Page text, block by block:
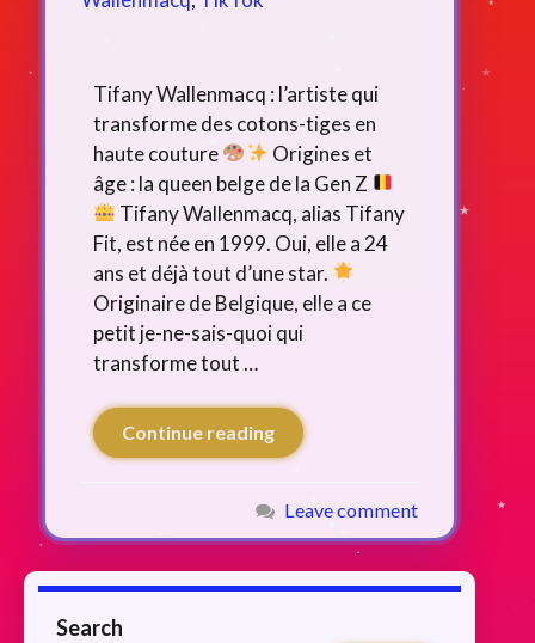
Tifany Wallenmacq : l’artiste qui
transforme des cotons-tiges en
haute couture
Origines et
âge : la queen belge de la Gen Z
Tifany Wallenmacq, alias Tifany
Fit, est née en 1999. Oui, elle a 24
ans et déjà tout d’une star.
Originaire de Belgique, elle a ce
petit je-ne-sais-quoi qui
transforme tout …
Continue reading
Leave comment
Search